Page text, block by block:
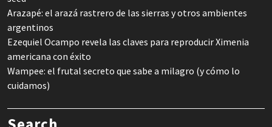
Arazapé: el arazá rastrero de las sierras y otros ambientes
argentinos
Ezequiel Ocampo revela las claves para reproducir Ximenia
americana con éxito
Wampee: el frutal secreto que sabe a milagro (y cómo lo
cuidamos)